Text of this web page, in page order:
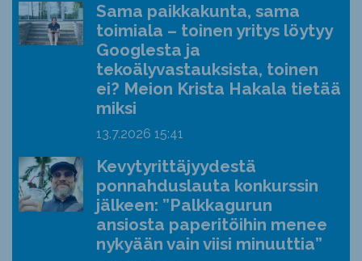
Sama paikkakunta, sama
toimiala – toinen yritys löytyy
Googlesta ja
tekoälyvastauksista, toinen
ei? Meion Krista Hakala tietää
miksi
13.7.2026 15:41
Kevytyrittäjyydestä
ponnahduslauta konkurssin
jälkeen: ”Palkkagurun
ansiosta paperitöihin menee
nykyään vain viisi minuuttia”